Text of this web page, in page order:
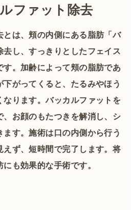
ファット除去
は、頬の内側にある脂肪「バ
去し、すっきりとしたフェイス
す。加齢によって頬の脂肪であ
がってくると、たるみやほう
ります。バッカルファットを
お顔のもたつきを解消し、シ
す。施術は口の内側から行う
えず、短時間で完了します。将
も効果的な手術です。